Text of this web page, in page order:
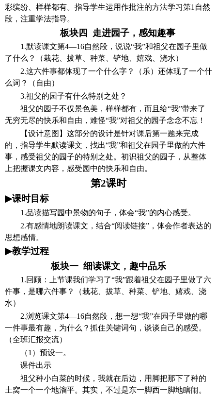
彩缤纷、样样都有。指导学生运用作批注的方法学习第1自然
段，注重学法指导。
板块四 走进园子，感知趣事
1.默读课文第4—16自然段，说说“我”和祖父在园子里做
了什么？（栽花、拔草、种菜、铲地、嬉戏、浇水）
2.这六件事都体现了一个什么字？（乐）还体现了一个什
么词？（自由）
3.祖父的园子有什么特别之处？
祖父的园子不仅景色美，样样都有，而且给“我”带来了
无穷无尽的快乐和自由，难怪“我”对祖父的园子念念不忘！
【设计意图】 这部分的设计是针对课后第一题来完成
的，指导学生默读课文，找出“我”和祖父在园子里做的六件
事，感受祖父的园子的特别之处。初识祖父的园子，从整体
上把握课文内容，感受园中的快乐和自由。
第2课时
▶课时目标
1.品读描写园中景物的句子，体会“我”的内心感受。
2.有感情地朗读课文，结合“阅读链接”，体会作者表达的
思想感情。
▶教学过程
板块一 细读课文，趣中品乐
1.回顾：上节课我们学习了“我”跟着祖父在园子里做了六
件事，是哪六件事？（栽花、拔草、种菜、铲地、嬉戏、浇
水）
2.浏览课文第4—16自然段，想一想“我”在园子里做的哪
一件事最有趣，为什么？抓住关键词句，谈谈自己的感受。
（全班汇报交流）
（1）预设一。
课件出示
祖父种小白菜的时候，我就在后边，用脚把那下了种的
土窝一个一个地溜平。其实，不过是东一脚西一脚地瞎闹。